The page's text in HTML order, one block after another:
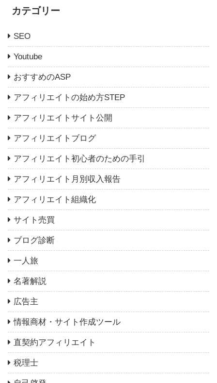
カテゴリー
SEO
Youtube
おすすめのASP
アフィリエイトの始め方STEP
アフィリエイトサイト公開
アフィリエイトブログ
アフィリエイト初心者のための手引
アフィリエイト月別収入報告
アフィリエイト組織化
サイト売買
ブログ診断
一人旅
名著解説
広告主
情報商材・サイト作成ツール
直契約アフィリエイト
税理士